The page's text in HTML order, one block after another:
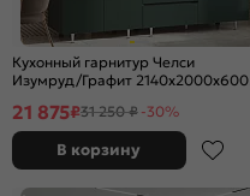
Кухонный гарнитур Челси
Изумруд/Графит 2140x2000x600
21 875₽31 250 ₽ -30%
В корзину